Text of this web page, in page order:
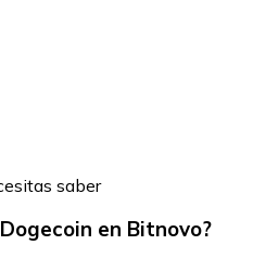
saber
en Bitnovo?